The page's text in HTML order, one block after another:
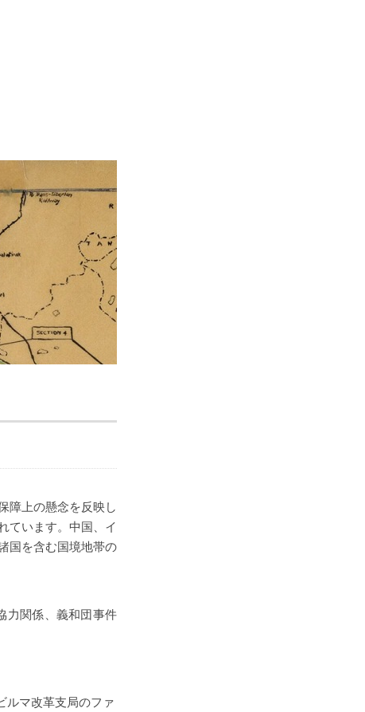
障上の懸念を反映し
ています。中国、イ
国を含む国境地帯の
力関係、義和団事件
ルマ改革支局のファ